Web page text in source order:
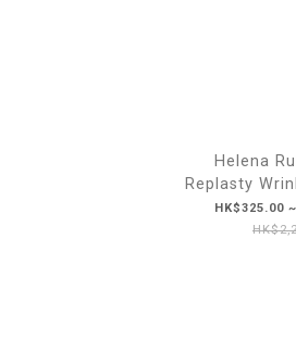
Helena
Replasty
Intensive
華
HK$325.00